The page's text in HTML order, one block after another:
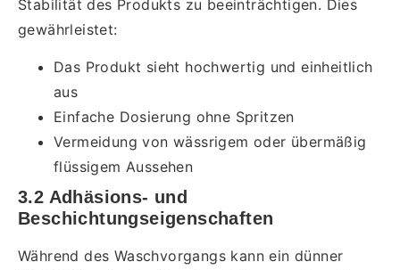
Stabilität des Produkts zu beeinträchtigen. Dies
gewährleistet:
Das Produkt sieht hochwertig und einheitlich
aus
Einfache Dosierung ohne Spritzen
Vermeidung von wässrigem oder übermäßig
flüssigem Aussehen
3.2 Adhäsions- und
Beschichtungseigenschaften
Während des Waschvorgangs kann ein dünner